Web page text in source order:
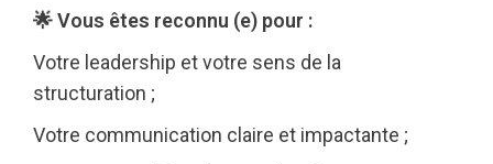
🌟 Vous êtes reconnu (e) pour :
Votre leadership et votre sens de la
structuration ;
Votre communication claire et impactante ;